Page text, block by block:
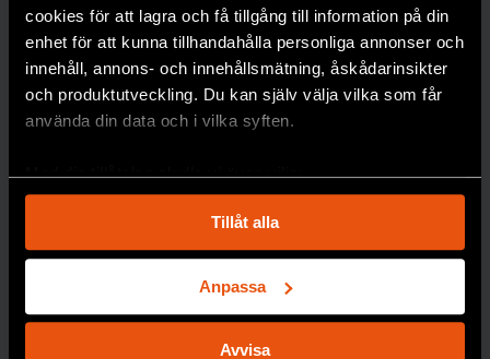
cookies för att lagra och få tillgång till information på din
enhet för att kunna tillhandahålla personliga annonser och
innehåll, annons- och innehållsmätning, åskådarinsikter
och produktutveckling. Du kan själv välja vilka som får
använda din data och i vilka syften.
Med din tillåtelse skulle vi även vilja:
som kan ha en noggrannhet på upp till flera meter
Identifiera din enhet genom att aktivt skanna den
för specifika kännetecken (fingeravtryck)
Ta reda på mer om hur dina personliga uppgifter
Tillåt alla
Anpassa
Avvisa
AI
Här byggs
autonomi